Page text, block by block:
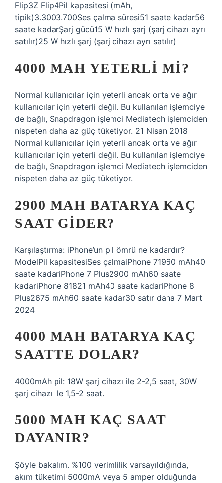
Flip3Z Flip4Pil kapasitesi (mAh,
tipik)3.3003.700Ses çalma süresi51 saate kadar56
saate kadarŞarj gücü15 W hızlı şarj (şarj cihazı ayrı
satılır)25 W hızlı şarj (şarj cihazı ayrı satılır)
4000 MAH YETERLI MI?
Normal kullanıcılar için yeterli ancak orta ve ağır
kullanıcılar için yeterli değil. Bu kullanılan işlemciye
de bağlı, Snapdragon işlemci Mediatech işlemciden
nispeten daha az güç tüketiyor. 21 Nisan 2018
Normal kullanıcılar için yeterli ancak orta ve ağır
kullanıcılar için yeterli değil. Bu kullanılan işlemciye
de bağlı, Snapdragon işlemci Mediatech işlemciden
nispeten daha az güç tüketiyor.
2900 MAH BATARYA KAÇ
SAAT GIDER?
Karşılaştırma: iPhone’un pil ömrü ne kadardır?
ModelPil kapasitesiSes çalmaiPhone 71960 mAh40
saate kadariPhone 7 Plus2900 mAh60 saate
kadariPhone 81821 mAh40 saate kadariPhone 8
Plus2675 mAh60 saate kadar30 satır daha 7 Mart
2024
4000 MAH BATARYA KAÇ
SAATTE DOLAR?
4000mAh pil: 18W şarj cihazı ile 2-2,5 saat, 30W
şarj cihazı ile 1,5-2 saat.
5000 MAH KAÇ SAAT
DAYANIR?
Şöyle bakalım. %100 verimlilik varsayıldığında,
akım tüketimi 5000mA veya 5 amper olduğunda